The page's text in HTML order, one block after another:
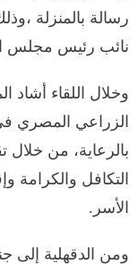
رسالة بالمنزلة
نائب رئيس مجلس
وخلال اللقاء أشاد
الزراعي المصري
بالرعاية، من خلال
التكافل والكرامة
الأسر.
ومن الدقهلية إلى